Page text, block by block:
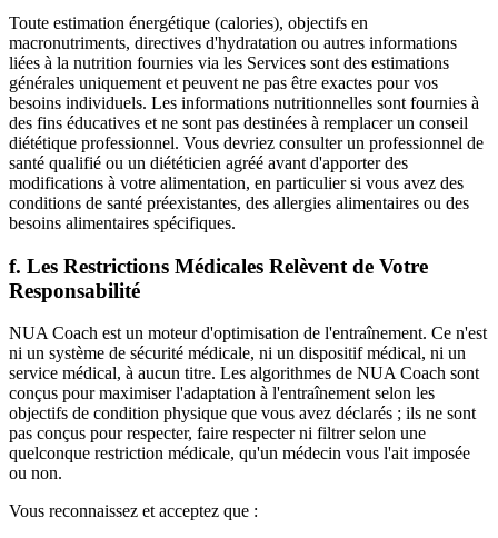
Toute estimation énergétique (calories), objectifs en
macronutriments, directives d'hydratation ou autres informations
liées à la nutrition fournies via les Services sont des estimations
générales uniquement et peuvent ne pas être exactes pour vos
besoins individuels. Les informations nutritionnelles sont fournies à
des fins éducatives et ne sont pas destinées à remplacer un conseil
diététique professionnel. Vous devriez consulter un professionnel de
santé qualifié ou un diététicien agréé avant d'apporter des
modifications à votre alimentation, en particulier si vous avez des
conditions de santé préexistantes, des allergies alimentaires ou des
besoins alimentaires spécifiques.
f. Les Restrictions Médicales Relèvent de Votre
Responsabilité
NUA Coach est un moteur d'optimisation de l'entraînement. Ce n'est
ni un système de sécurité médicale, ni un dispositif médical, ni un
service médical, à aucun titre. Les algorithmes de NUA Coach sont
conçus pour maximiser l'adaptation à l'entraînement selon les
objectifs de condition physique que vous avez déclarés ; ils ne sont
pas conçus pour respecter, faire respecter ni filtrer selon une
quelconque restriction médicale, qu'un médecin vous l'ait imposée
ou non.
Vous reconnaissez et acceptez que :